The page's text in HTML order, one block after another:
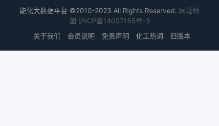
能化大数据平台 ©2010-2023 All Rights Reserved. 网站地
图 沪ICP备14007155号-3
关于我们
会员说明 免责声明 化工热词 旧版本